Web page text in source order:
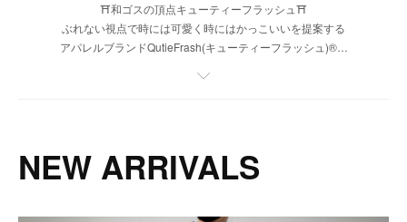
⛩和ゴスの頂点キューティーフラッシュ⛩
ぶれない視点で時には可愛く時にはかっこいいを提案する
アパレルブランドQutieFrash(キューティーフラッシュ)®️の
NEW ARRIVALS